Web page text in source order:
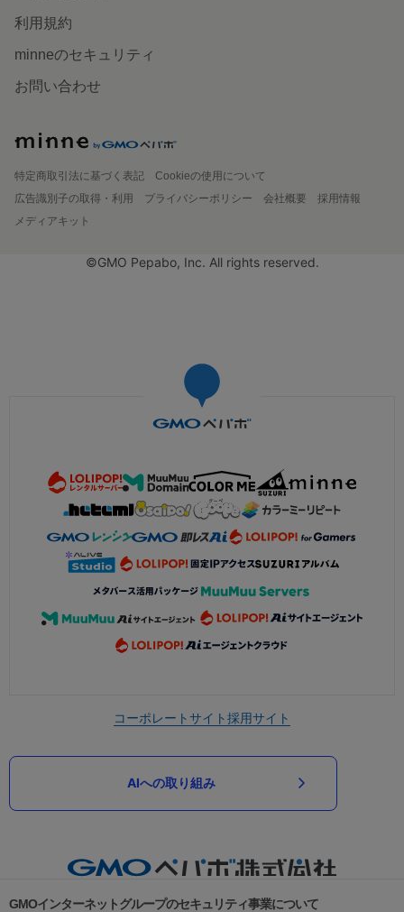
利用規約
minneのセキュリティ
お問い合わせ
特定商取引法に基づく表記
Cookieの使用について
広告識別子の取得・利用
プライバシーポリシー 会社概要
採用情報
メディアキット
©GMO Pepabo, Inc. All rights reserved.
コーポレートサイト採用サイト
AIへの取り組み
GMOインターネットグループのセキュリティ事業について